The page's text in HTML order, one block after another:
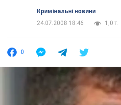
Кримінальні новини
24.07.2008 18:46
1,0 т.
0